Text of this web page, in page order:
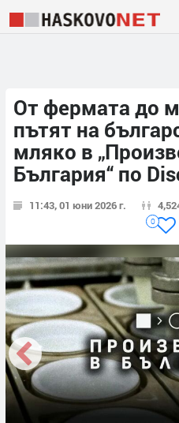
От фермата до
пътят на
мляко в
България“ по
11:43, 01 юни 2026 г.
0